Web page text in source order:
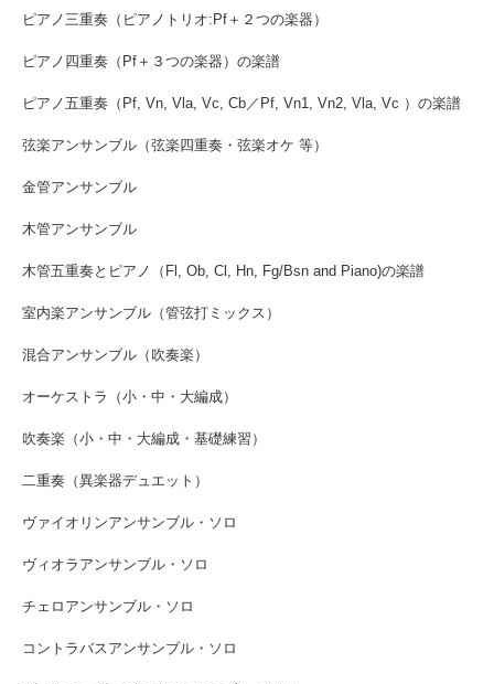
ピアノ三重奏（ピアノトリオ:Pf＋２つの楽器）
ピアノ四重奏（Pf＋３つの楽器）の楽譜
ピアノ五重奏（Pf, Vn, Vla, Vc, Cb／Pf, Vn1, Vn2, Vla, Vc ）の楽譜
弦楽アンサンブル（弦楽四重奏・弦楽オケ 等）
金管アンサンブル
木管アンサンブル
木管五重奏とピアノ（Fl, Ob, Cl, Hn, Fg/Bsn and Piano)の楽譜
室内楽アンサンブル（管弦打ミックス）
混合アンサンブル（吹奏楽）
オーケストラ（小・中・大編成）
吹奏楽（小・中・大編成・基礎練習）
二重奏（異楽器デュエット）
ヴァイオリンアンサンブル・ソロ
ヴィオラアンサンブル・ソロ
チェロアンサンブル・ソロ
コントラバスアンサンブル・ソロ